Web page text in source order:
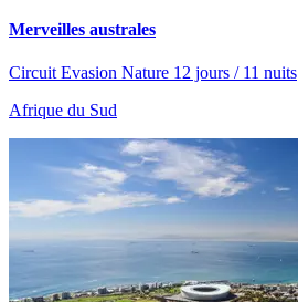
Merveilles australes
Circuit Evasion Nature 12 jours / 11 nuits
Afrique du Sud